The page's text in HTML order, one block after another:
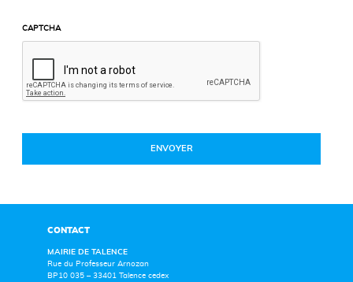
CAPTCHA
CONTACT
MAIRIE DE TALENCE
Rue du Professeur Arnozan
BP10 035 – 33401 Talence cedex